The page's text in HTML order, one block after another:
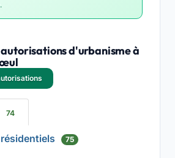
autorisations d'urbanisme à
74
75